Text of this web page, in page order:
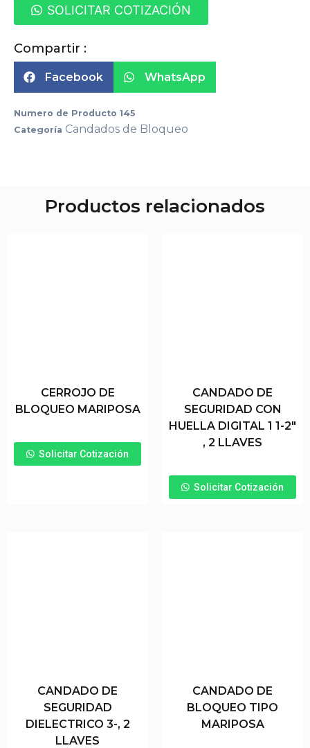
SOLICITAR COTIZACIÓN
Compartir :
Facebook WhatsApp
Numero de Producto 145
Categoría Candados de Bloqueo
Productos relacionados
CERROJO DE
BLOQUEO MARIPOSA
Solicitar Cotización
CANDADO DE
SEGURIDAD CON
HUELLA DIGITAL 1 1-2″
, 2 LLAVES
Solicitar Cotización
CANDADO DE
SEGURIDAD
DIELECTRICO 3-, 2
LLAVES
CANDADO DE
BLOQUEO TIPO
MARIPOSA